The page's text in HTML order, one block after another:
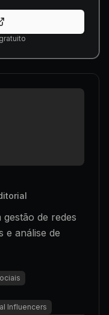
de redes
e análise de
Influencers